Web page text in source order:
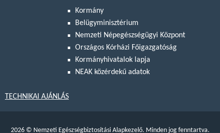
Kormány
Belügyminisztérium
Nemzeti Népegészségügyi Központ
Országos Kórházi Főigazgatóság
Kormányhivatalok lapja
NEAK közérdekű adatok
TECHNIKAI AJÁNLÁS
2026 © Nemzeti Egészségbiztosítási Alapkezelő. Minden jog fenntartva.